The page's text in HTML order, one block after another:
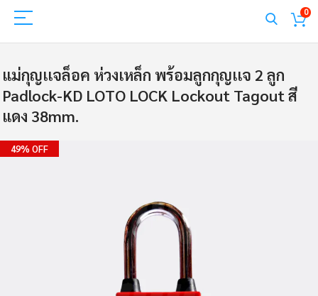
0
แม่กุญเเจล็อค ห่วงเหล็ก พร้อมลูกกุญเเจ 2 ลูก
Padlock-KD LOTO LOCK Lockout Tagout สี
แดง 38mm.
Skip
to
49% OFF